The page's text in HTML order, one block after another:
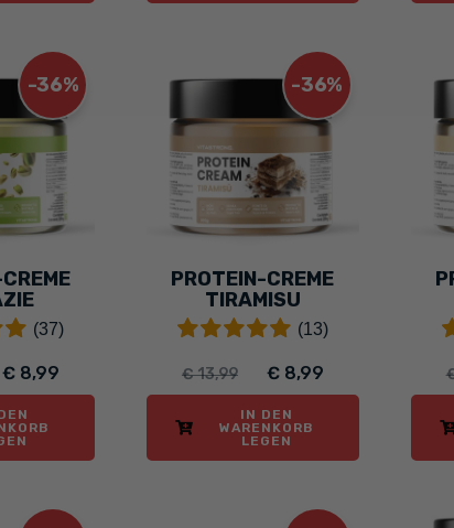
-36%
(37)
€ 8,99
-36%
PROTEIN-CREME
TIRAMISU
(13)
€ 13,99 € 8,99
IN DEN
WARENKORB
LEGEN